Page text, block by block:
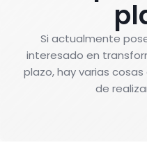
Si actualmente
interesado en
plazo, hay varias
de